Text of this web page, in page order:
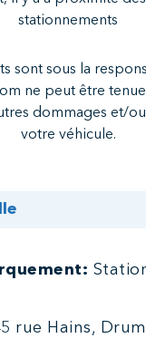
stationnements
sont sous la
ne peut être
dommages et/
votre véhicule.
rue Hains,